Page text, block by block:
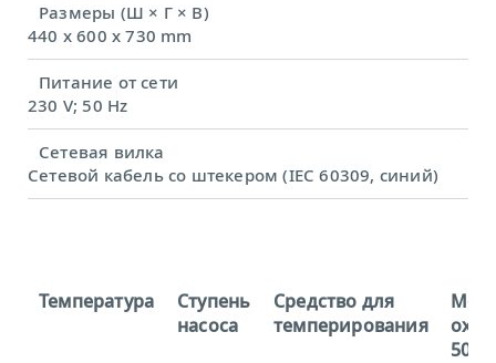
Размеры (Ш × Г × В)
440 x 600 x 730 mm
Питание от сети
230 V; 50 Hz
Сетевая вилка
Сетевой кабель со штекером (IEC 60309, синий)
Температура
Ступень
насоса
Средство для
темперирования
50 Гц